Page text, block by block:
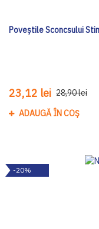
Poveștile Sconcsului
23,12 lei 28,90 lei
ADAUGĂ ÎN COȘ
-20%